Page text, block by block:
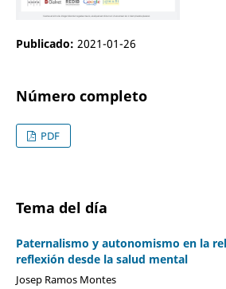
Publicado: 2021-01-26
Número completo
PDF
Tema del día
Paternalismo y autonomismo en la
reflexión desde la salud mental
Josep Ramos Montes